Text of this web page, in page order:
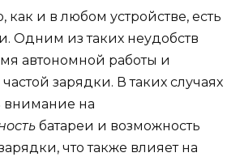
как и в любом устройстве, есть
Одним из таких неудобств
автономной работы и
зарядки. В таких случаях
внимание на
батареи и возможность
что также влияет на